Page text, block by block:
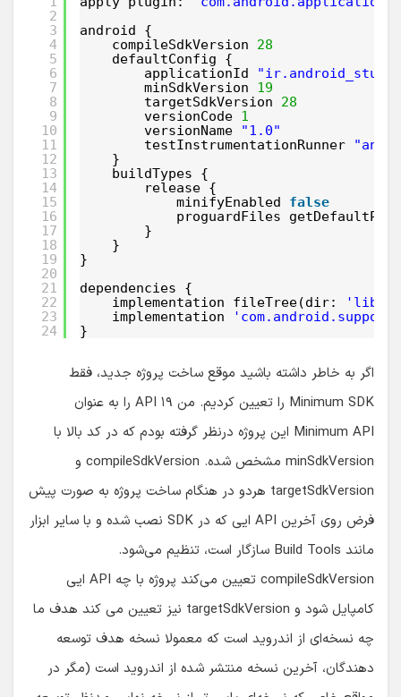
5
6
7
8
9
10
11
12
13
14
15
16
17
18
19
20
21
22
23
24
defaultConfig {
applicationId
minSdkVersion 19
targetSdkVersion
versionCode 1
versionName "1.0"
testInstrumentationRunner
buildTypes {
release {
minifyEnabled false
proguardFiles
}
dependencies {
implementation fileTree(dir:
}
اگر به خاطر داشته باشید موقع ساخت پروژه جدید، فقط
Minimum API این پروژه درنظر گرفته بودم که در کد بالا با
minSdkVersion مشخص شده. compileSdkVersion و
targetSdkVersion هردو در هنگام ساخت پروژه به صورت پیش
فرض روی آخرین API ایی که در SDK نصب شده و با سایر ابزار
مانند Build Tools سازگار است، تنظیم می‌شود.
compileSdkVersion تعیین می‌کند پروژه با چه API ایی
کامپایل شود و targetSdkVersion نیز تعیین می کند هدف ما
چه نسخه‌ای از اندروید است که معمولا نسخه هدف توسعه
دهندگان، آخرین نسخه منتشر شده از اندروید است (مگر در
مواقع خاص که نسخه‌ای پایین‌تر از نسخه نهایی مدنظر توسعه
دهنده می‌باشد).